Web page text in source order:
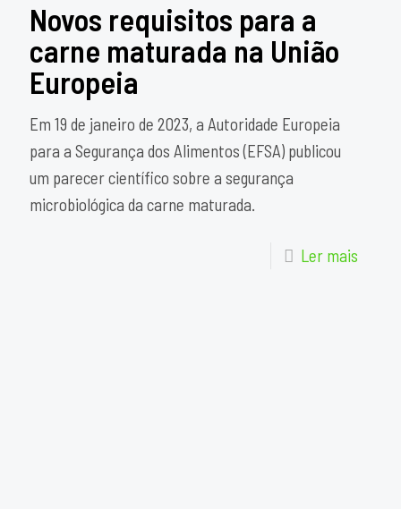
Novos requisitos para a
carne maturada na União
Europeia
Em 19 de janeiro de 2023, a Autoridade Europeia
para a Segurança dos Alimentos (EFSA) publicou
um parecer científico sobre a segurança
microbiológica da carne maturada.
Ler mais